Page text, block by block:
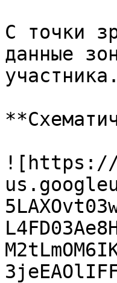
С точки
данные
участника.